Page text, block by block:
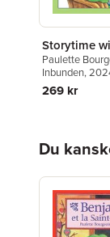
Storytime
Paulette
Inbunden,
269 kr
Du